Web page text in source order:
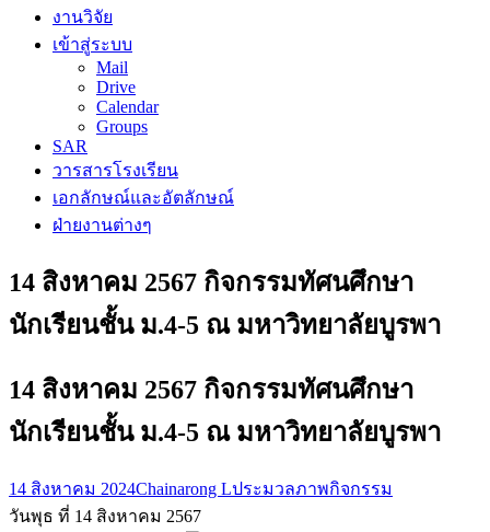
งานวิจัย
เข้าสู่ระบบ
Mail
Drive
Calendar
Groups
SAR
วารสารโรงเรียน
เอกลักษณ์และอัตลักษณ์
ฝ่ายงานต่างๆ
14 สิงหาคม 2567 กิจกรรมทัศนศึกษา
นักเรียนชั้น ม.4-5 ณ มหาวิทยาลัยบูรพา
14 สิงหาคม 2567 กิจกรรมทัศนศึกษา
นักเรียนชั้น ม.4-5 ณ มหาวิทยาลัยบูรพา
14 สิงหาคม 2024Chainarong Lประมวลภาพกิจกรรม
วันพุธ ที่ 14 สิงหาคม 2567